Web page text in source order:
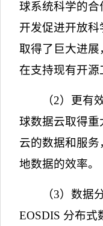
球系统科学的合
开发促进开放
取得了巨大进展
在支持现有开源
（2）更有
球数据云取得重
云的数据和服
地数据的效率。
（3）数据
EOSDIS 分布式